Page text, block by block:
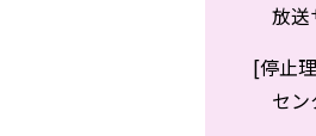
放送
[停止
セン